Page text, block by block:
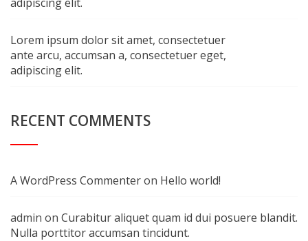
Lorem ipsum dolor sit amet, consectetuer
ante arcu, accumsan a, consectetuer eget,
adipiscing elit.
RECENT COMMENTS
A WordPress Commenteron Hello world!
admin on Curabitur aliquet quam id dui posuere blandit.
Nulla porttitor accumsan tincidunt.